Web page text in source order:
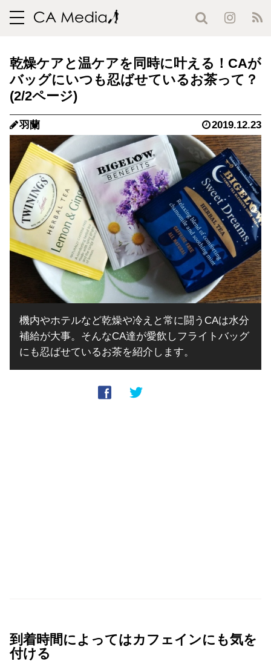
toggle
乾燥ケアと温ケアを同時に叶える！CAが
バッグにいつも忍ばせているお茶って？
(2/2ページ)
羽蘭 2019.12.23
機内やホテルなど乾燥や冷えと常に闘うCAは水分
補給が大事。そんなCA達が愛飲しフライトバッグ
にも忍ばせているお茶を紹介します。
到着時間によってはカフェインにも気を
付ける